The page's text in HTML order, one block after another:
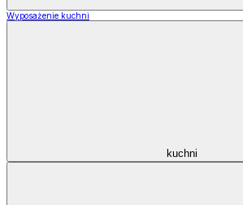
Wyposażenie kuchni
kuchni